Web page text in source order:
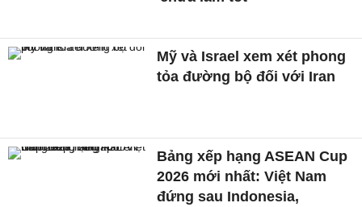
Mỹ và Israel xem xét phong
tỏa đường bộ đối với Iran
Bảng xếp hạng ASEAN Cup
2026 mới nhất: Việt Nam
đứng sau Indonesia,